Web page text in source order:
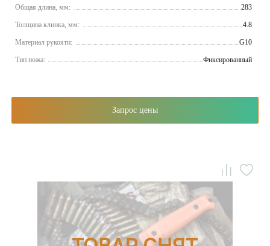
Общая длина, мм: 283
Толщина клинка, мм: 4.8
Материал рукояти: G10
Тип ножа: Фиксированный
Запрос цены